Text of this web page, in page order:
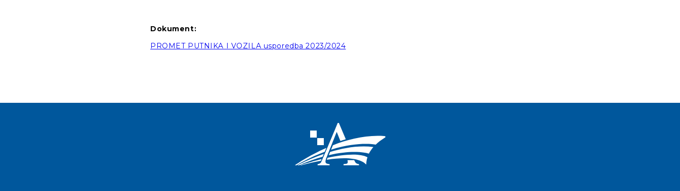
Dokument:
PROMET PUTNIKA I VOZILA usporedba 2023/2024